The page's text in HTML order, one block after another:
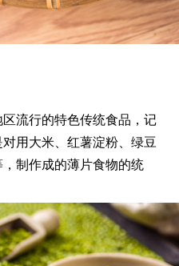
流行的特色传统食品，记
用大米、红薯淀粉、绿豆
制作成的薄片食物的统